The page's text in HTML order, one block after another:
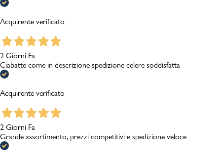
Acquirente verificato
2 Giorni Fa
Ciabatte come in descrizione spedizione celere soddisfatta
Acquirente verificato
2 Giorni Fa
Grande assortimento, prezzi competitivi e spedizione veloce